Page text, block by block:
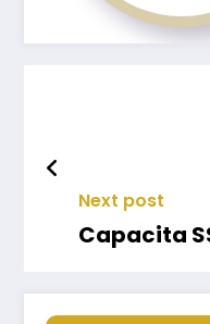
Next post
Capacita